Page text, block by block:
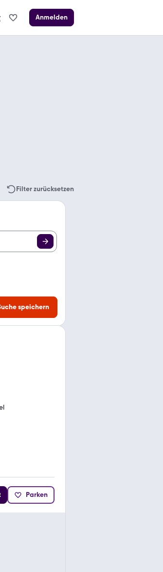
Anmelden
Filter zurücksetzen
speichern
Parken